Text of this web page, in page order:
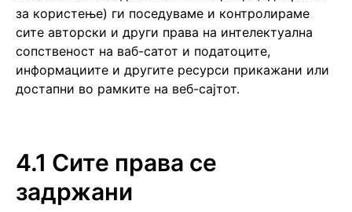
за користење) ги поседуваме и контролираме
сите авторски и други права на интелектуална
сопственост на ваб-сатот и податоците,
информациите и другите ресурси прикажани или
достапни во рамките на веб-сајтот.
4.1 Сите права се
задржани